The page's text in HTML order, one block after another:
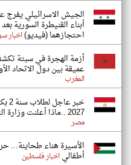
الجيش الاسرائيلي يفرج
أبناء القنيطرة السورية
احتجازهما (فيديو)اخبار
أزمة الهجرة في سبتة
عميقة بين دول الاتحاد
المغرب
خبر
2027 ..ماذا أعلنت وزارة التعليم؟
مصر
الأسيرة هناء طحاينة...
أطفالياخبار فلسطين